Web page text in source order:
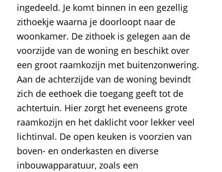
ingedeeld. Je komt binnen in een gezellig
zithoekje waarna je doorloopt naar de
woonkamer. De zithoek is gelegen aan de
voorzijde van de woning en beschikt over
een groot raamkozijn met buitenzonwering.
Aan de achterzijde van de woning bevindt
zich de eethoek die toegang geeft tot de
achtertuin. Hier zorgt het eveneens grote
raamkozijn en het daklicht voor lekker veel
lichtinval. De open keuken is voorzien van
boven- en onderkasten en diverse
inbouwapparatuur, zoals een